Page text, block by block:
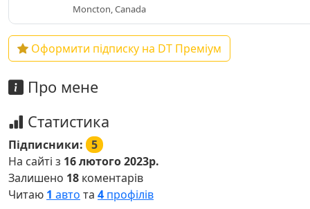
Moncton, Canada
Оформити підписку на DT Преміум
Про мене
Статистика
Підписники: 5
На сайті з 16 лютого 2023р.
Залишено 18 коментарів
Читаю 1 авто та 4 профілів